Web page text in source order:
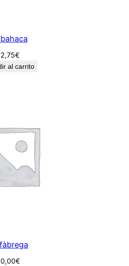
2,75€
al carrito
0,00€